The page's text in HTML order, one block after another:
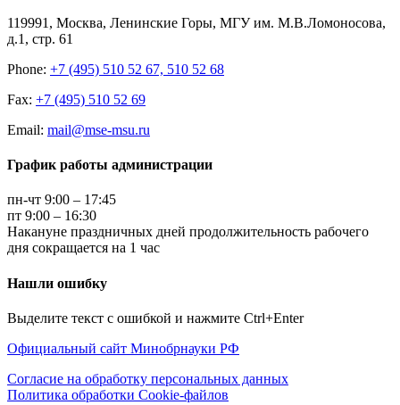
119991, Москва, Ленинские Горы, МГУ им. М.В.Ломоносова,
д.1, стр. 61
Phone: +7 (495) 510 52 67, 510 52 68
Fax: +7 (495) 510 52 69
Email: mail@mse-msu.ru
График работы администрации
пн-чт 9:00 – 17:45
пт 9:00 – 16:30
Накануне праздничных дней продолжительность рабочего
дня сокращается на 1 час
Нашли ошибку
Выделите текст с ошибкой и нажмите Ctrl+Enter
Официальный сайт Минобрнауки РФ
Согласие на обработку персональных данных
Политика обработки Cookie-файлов